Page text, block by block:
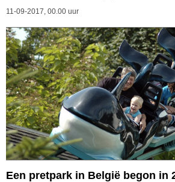
11-09-2017, 00.00 uur
Een pretpark in België begon in